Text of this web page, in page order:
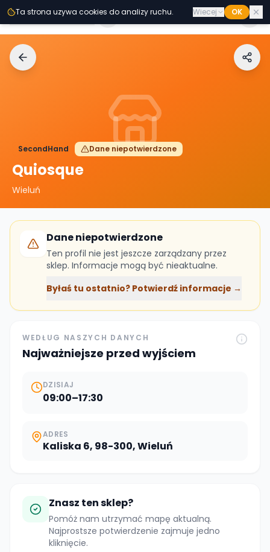
Przejdz do tresci
SecondHandy
SecondHand Dane niepotwierdzone
Quiosque
Wieluń
Dane niepotwierdzone
Ten profil nie jest jeszcze zarządzany przez
sklep. Informacje mogą być nieaktualne.
Byłaś tu ostatnio? Potwierdź informacje →
WEDŁUG NASZYCH DANYCH
Najważniejsze przed wyjściem
DZISIAJ
09:00–17:30
ADRES
Kaliska 6, 98-300, Wieluń
Znasz ten sklep?
Pomóż nam utrzymać mapę aktualną.
Najprostsze potwierdzenie zajmuje jedno
kliknięcie.
Ta strona uzywa cookies do analizy ruchu. Wiecej OK